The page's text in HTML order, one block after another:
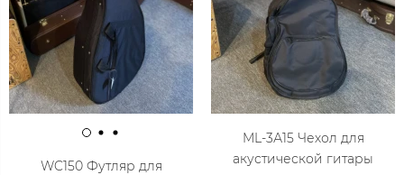
WC150 Футляр для
ML-3А15 Чехол для
акустической гитары